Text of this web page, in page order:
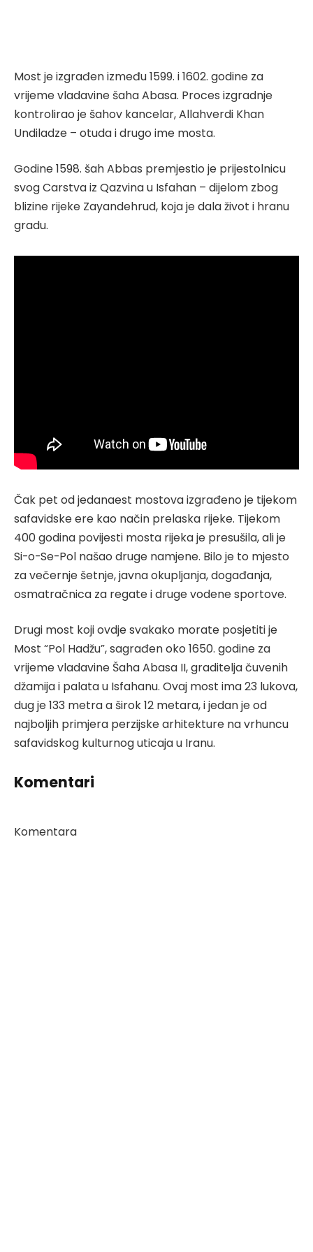
Most je izgrađen između 1599. i 1602. godine za
vrijeme vladavine šaha Abasa. Proces izgradnje
kontrolirao je šahov kancelar, Allahverdi Khan
Undiladze – otuda i drugo ime mosta.
Godine 1598. šah Abbas premjestio je prijestolnicu
svog Carstva iz Qazvina u Isfahan – dijelom zbog
blizine rijeke Zayandehrud, koja je dala život i hranu
gradu.
Čak pet od jedanaest mostova izgrađeno je tijekom
safavidske ere kao način prelaska rijeke. Tijekom
400 godina povijesti mosta rijeka je presušila, ali je
Si-o-Se-Pol našao druge namjene. Bilo je to mjesto
za večernje šetnje, javna okupljanja, događanja,
osmatračnica za regate i druge vodene sportove.
Drugi most koji ovdje svakako morate posjetiti je
Most “Pol Hadžu”, sagrađen oko 1650. godine za
vrijeme vladavine Šaha Abasa II, graditelja čuvenih
džamija i palata u Isfahanu. Ovaj most ima 23 lukova,
dug je 133 metra a širok 12 metara, i jedan je od
najboljih primjera perzijske arhitekture na vrhuncu
safavidskog kulturnog uticaja u Iranu.
Komentari
Komentara